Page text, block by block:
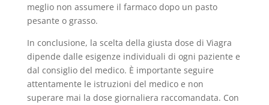
meglio non assumere il farmaco dopo un pasto
pesante o grasso.
In conclusione, la scelta della giusta dose di Viagra
dipende dalle esigenze individuali di ogni paziente e
dal consiglio del medico. È importante seguire
attentamente le istruzioni del medico e non
superare mai la dose giornaliera raccomandata. Con